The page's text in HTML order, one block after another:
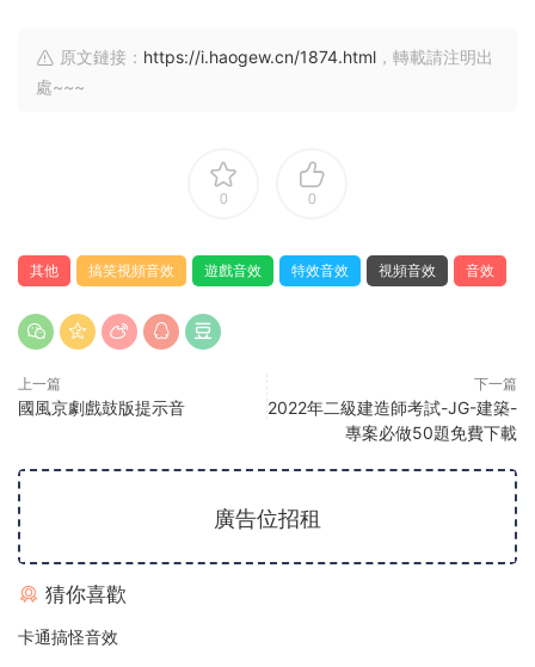
原文鏈接： https://i.haogew.cn/1874.html ，轉載請注明出
處~~~
0 0
其他 搞笑視頻音效 遊戲音效 特效音效 視頻音效 音效
上一篇
國風京劇戲鼓版提示音
下一篇
2022年二級建造師考試-JG-建築-
專案必做50題免費下載
廣告位招租
猜你喜歡
卡通搞怪音效